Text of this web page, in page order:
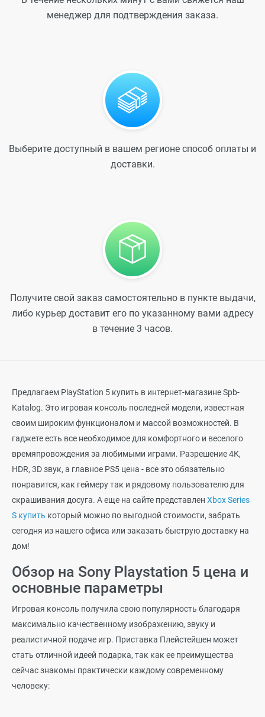
менеджер для подтверждения заказа.
Выберите доступный в вашем регионе способ оплаты и
доставки.
Получите свой заказ самостоятельно в пункте выдачи,
либо курьер доставит его по указанному вами адресу
в течение 3 часов.
Предлагаем PlayStation 5 купить в интернет-магазине Spb-
Katalog. Это игровая консоль последней модели, известная
своим широким функционалом и массой возможностей. В
гаджете есть все необходимое для комфортного и веселого
времяпровождения за любимыми играми. Разрешение 4К,
HDR, 3D звук, а главное PS5 цена - все это обязательно
понравится, как геймеру так и рядовому пользователю для
скрашивания досуга. А еще на сайте представлен Xbox Series
S купить который можно по выгодной стоимости, забрать
сегодня из нашего офиса или заказать быструю доставку на
дом!
Обзор на Sony Playstation 5 цена и
основные параметры
Игровая консоль получила свою популярность благодаря
максимально качественному изображению, звуку и
реалистичной подаче игр. Приставка Плейстейшен может
стать отличной идеей подарка, так как ее преимущества
сейчас знакомы практически каждому современному
человеку: